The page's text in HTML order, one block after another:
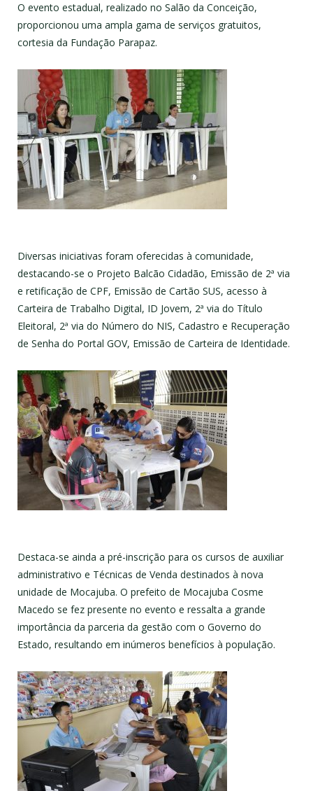
O evento estadual, realizado no Salão da Conceição,
proporcionou uma ampla gama de serviços gratuitos,
cortesia da Fundação Parapaz.
Diversas iniciativas foram oferecidas à comunidade,
destacando-se o Projeto Balcão Cidadão, Emissão de 2ª via
e retificação de CPF, Emissão de Cartão SUS, acesso à
Carteira de Trabalho Digital, ID Jovem, 2ª via do Título
Eleitoral, 2ª via do Número do NIS, Cadastro e Recuperação
de Senha do Portal GOV, Emissão de Carteira de Identidade.
Destaca-se ainda a pré-inscrição para os cursos de auxiliar
administrativo e Técnicas de Venda destinados à nova
unidade de Mocajuba. O prefeito de Mocajuba Cosme
Macedo se fez presente no evento e ressalta a grande
importância da parceria da gestão com o Governo do
Estado, resultando em inúmeros benefícios à população.